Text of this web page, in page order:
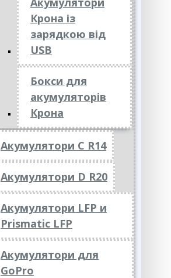
Крона із
зарядкою від
USB
Бокси для
акумуляторів
Крона
Акумулятори C R14
Акумулятори D R20
Акумулятори LFP и
Prismatic LFP
Акумулятори для
GoPro